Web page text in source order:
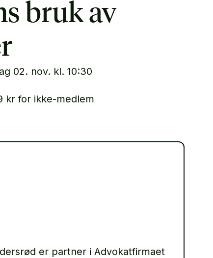
bruk av
02. nov. kl. 10:30
kr for ikke-medlem
er partner i Advokatfirmaet